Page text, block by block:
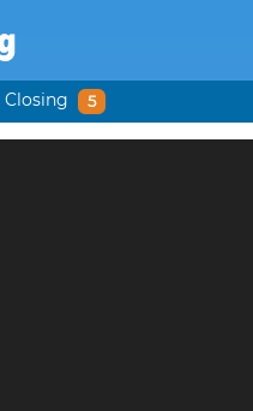
Closing 5